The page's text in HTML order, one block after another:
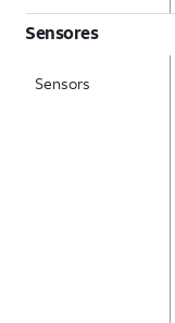
Sensores
Sensors